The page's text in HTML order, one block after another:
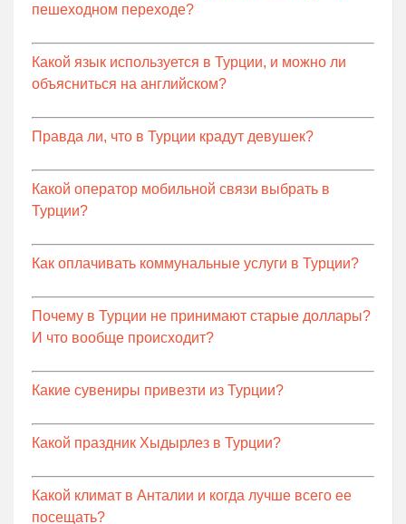
пешеходном переходе?
Какой язык используется в Турции, и можно ли
объясниться на английском?
Правда ли, что в Турции крадут девушек?
Какой оператор мобильной связи выбрать в
Турции?
Как оплачивать коммунальные услуги в Турции?
Почему в Турции не принимают старые доллары?
И что вообще происходит?
Какие сувениры привезти из Турции?
Какой праздник Хыдырлез в Турции?
Какой климат в Анталии и когда лучше всего ее
посещать?